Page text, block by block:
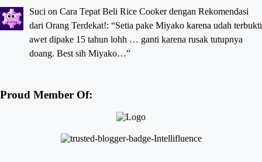
Suci on Cara Tepat Beli Rice Cooker dengan Rekomendasi
dari Orang Terdekat!: “Setia pake Miyako karena udah terbukti
awet dipake 15 tahun lohh … ganti karena rusak tutupnya
doang. Best sih Miyako…”
Proud Member Of: